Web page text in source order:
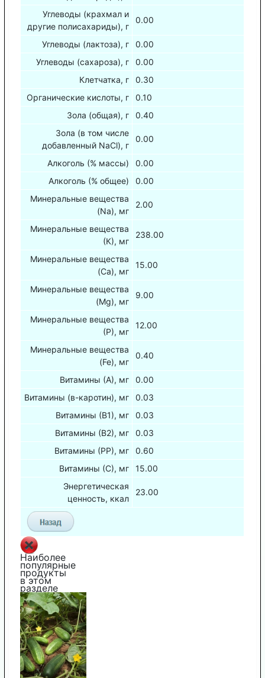
Углеводы (крахмал и
другие полисахариды), г
0.00
Углеводы (лактоза), г
0.00
Углеводы (сахароза), г
0.00
Клетчатка, г
0.30
Органические кислоты, г
0.10
Зола (общая), г
0.40
Зола (в том числе
добавленный NaCl), г
0.00
Алкоголь (% массы)
0.00
Алкоголь (% общее)
0.00
Минеральные вещества
(Na), мг
2.00
Минеральные вещества
(К), мг
238.00
Минеральные вещества
(Са), мг
15.00
Минеральные вещества
(Mg), мг
9.00
Минеральные вещества
(Р), мг
12.00
Минеральные вещества
(Fe), мг
0.40
Витамины (А), мг
0.00
Витамины (в-каротин), мг
0.03
Витамины (В1), мг
0.03
Витамины (В2), мг
0.03
Витамины (РР), мг
0.60
Витамины (С), мг
15.00
Энергетическая
ценность, ккал
23.00
Наиболее
популярные
продукты
в этом
разделе